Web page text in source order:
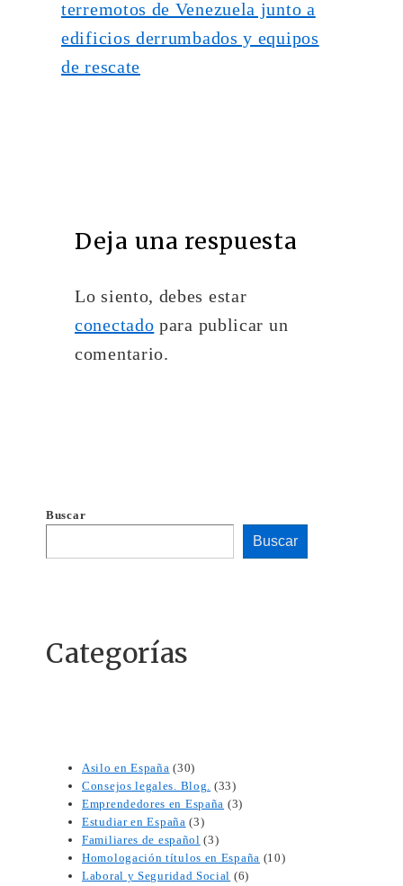
Deja una respuesta
Lo siento, debes estar
conectado para publicar un
comentario.
Buscar
Buscar
Categorías
Asilo en España (30)
Consejos legales. Blog. (33)
Emprendedores en España (3)
Estudiar en España (3)
Familiares de español (3)
Homologación títulos en España (10)
Laboral y Seguridad Social (6)